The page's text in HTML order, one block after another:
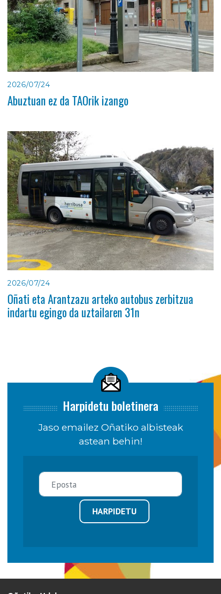
2026/07/24
Abuztuan ez da TAOrik izango
2026/07/24
Oñati eta Arantzazu arteko autobus zerbitzua
indartu egingo da uztailaren 31n
Harpidetu boletinera
Jaso emailez Oñatiko albisteak
astean behin!
HARPIDETU